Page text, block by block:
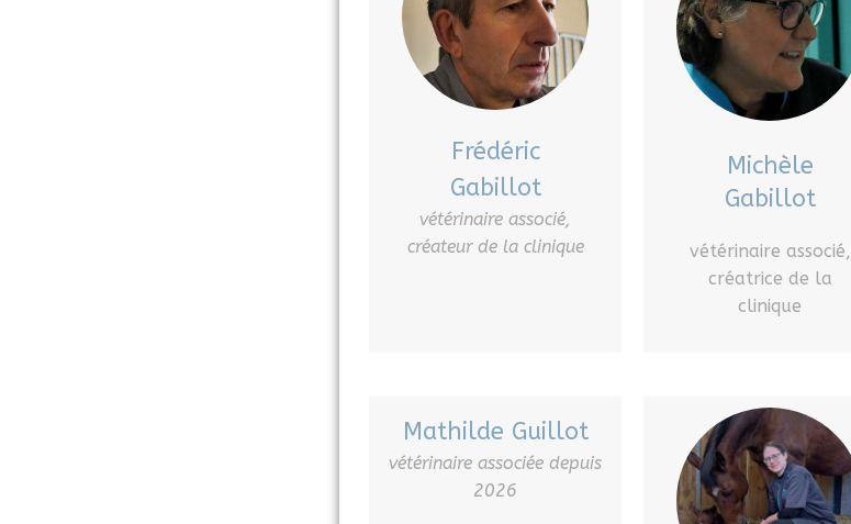
Frédéric
Gabillot
vétérinaire associé,
créateur de la clinique
Michèle
Gabillot
vétérinaire associé,
créatrice de la
clinique
Mathilde Guillot
vétérinaire associée depuis
2026